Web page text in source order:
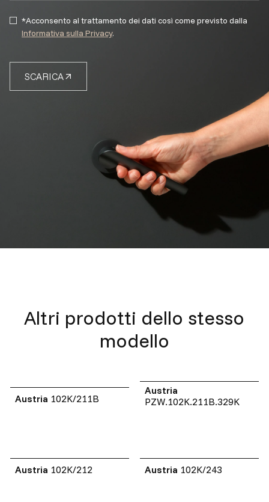
SCARICA
*Acconsento al trattamento dei dati così come previsto dalla
Informativa sulla Privacy.
Altri prodotti dello stesso
modello
Austria 102K/211B
Austria
PZW.102K.211B.329K
Austria 102K/212 Austria 102K/243